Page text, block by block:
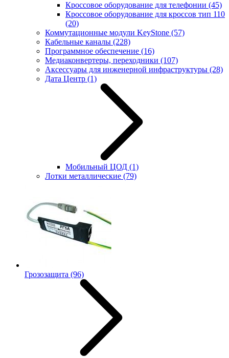
Кроссовое оборудование для телефонии (45)
Кроссовое оборудование для кроссов тип 110
(20)
Коммутационные модули KeyStone (57)
Кабельные каналы (228)
Программное обеспечение (16)
Медиаконвертеры, переходники (107)
Аксессуары для инженерной инфраструктуры (28)
Дата Центр (1)
Мобильный ЦОД (1)
Лотки металлические (79)
Грозозащита (96)